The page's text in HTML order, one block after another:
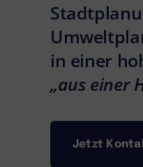
in einer
„aus einer
Jetzt